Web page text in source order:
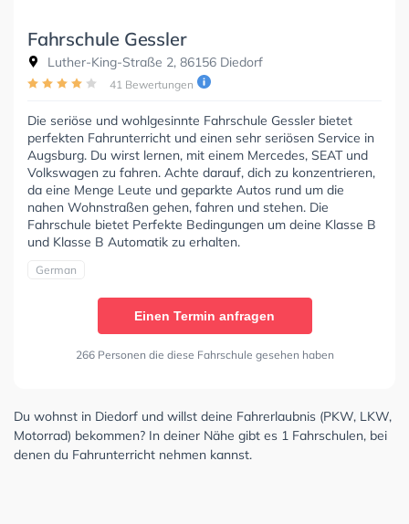
Fahrschule Gessler
Luther-King-Straße 2, 86156 Diedorf
41 Bewertungen
Die seriöse und wohlgesinnte Fahrschule Gessler bietet
perfekten Fahrunterricht und einen sehr seriösen Service in
Augsburg. Du wirst lernen, mit einem Mercedes, SEAT und
Volkswagen zu fahren. Achte darauf, dich zu konzentrieren,
da eine Menge Leute und geparkte Autos rund um die
nahen Wohnstraßen gehen, fahren und stehen. Die
Fahrschule bietet Perfekte Bedingungen um deine Klasse B
und Klasse B Automatik zu erhalten.
German
Einen Termin anfragen
266 Personen die diese Fahrschule gesehen haben
Du wohnst in Diedorf und willst deine Fahrerlaubnis (PKW, LKW,
Motorrad) bekommen? In deiner Nähe gibt es 1 Fahrschulen, bei
denen du Fahrunterricht nehmen kannst.